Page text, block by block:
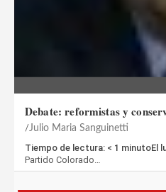
Debate: reformistas y
Julio Maria Sanguinetti
Tiempo de lectura: < 1 minutoEl
Partido Colorado…